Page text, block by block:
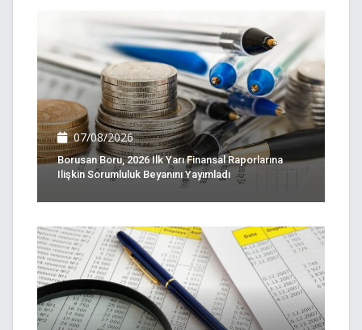
07/08/2026
Borusan Boru, 2026 Ilk Yarı Finansal Raporlarına
Ilişkin Sorumluluk Beyanını Yayımladı